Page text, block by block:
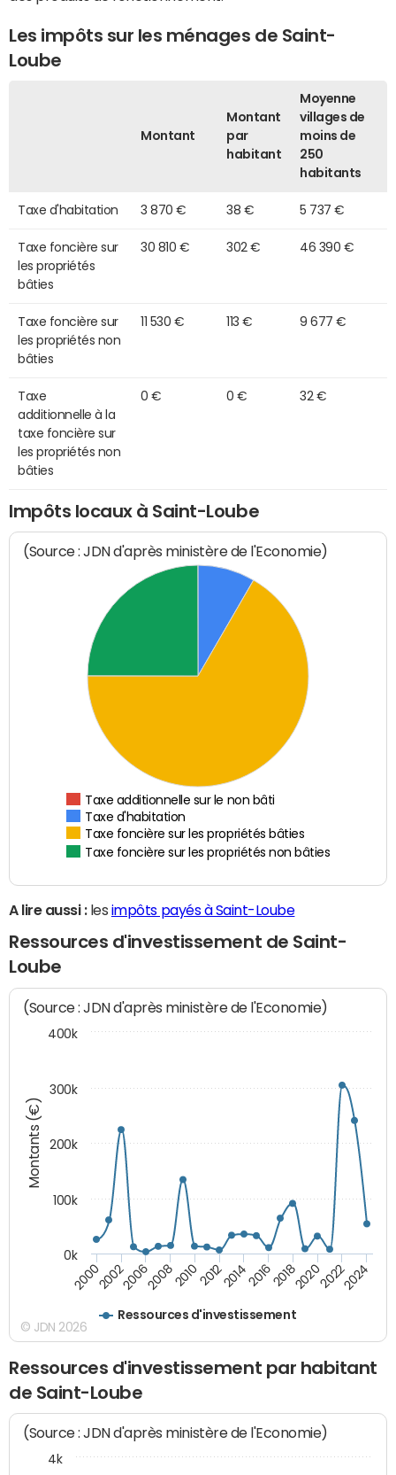
Les impôts sur les ménages de Saint-
Loube
Montant
Montant
par
habitant
Moyenne
villages de
moins de
250
habitants
Taxe d'habitation 3 870 € 38 € 5 737 €
Taxe foncière sur
les propriétés
bâties
30 810 € 302 € 46 390 €
Taxe foncière sur
les propriétés non
bâties
11 530 € 113 € 9 677 €
Taxe
additionnelle à la
taxe foncière sur
les propriétés non
bâties
0 € 0 € 32 €
Impôts locaux à Saint-Loube
(Source : JDN d'après ministère de l'Economie)
Taxe additionnelle sur le non bâti
Taxe d'habitation
Taxe foncière sur les propriétés bâties
Taxe foncière sur les propriétés non bâties
A lire aussi :les impôts payés à Saint-Loube
Ressources d'investissement de Saint-
Loube
Montants (€)
(Source : JDN d'après ministère de l'Economie)
Ressources d'investissement
200020022006200820102012201420162018202020222024
0k
100k
200k
300k
400k
© JDN 2026
Ressources d'investissement par habitant
de Saint-Loube
(Source : JDN d'après ministère de l'Economie)
4k